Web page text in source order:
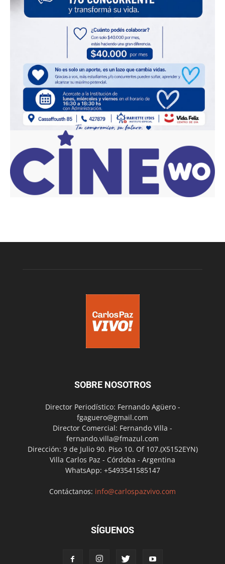
SOBRE NOSOTROS
Director Periodístico: Fernando Agüero -
fgaguero@gmail.com
Director Comercial: Fernando Villa -
fernando.villa@fmazul.com
Dirección: 9 de Julio 90. Piso 10. Of 107.(X5152EYN)
Villa Carlos Paz - Córdoba - Argentina
WhatsApp: +5493541585147
Contáctanos: info@carlospazvivo.com
SÍGUENOS